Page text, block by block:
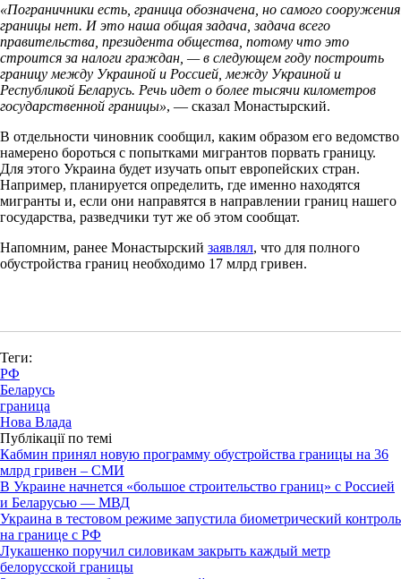
«Пограничники есть, граница обозначена, но самого сооружения
границы нет. И это наша общая задача, задача всего
правительства, президента общества, потому что это
строится за налоги граждан, — в следующем году построить
границу между Украиной и Россией, между Украиной и
Республикой Беларусь. Речь идет о более тысячи километров
государственной границы», — сказал Монастырский.
В отдельности чиновник сообщил, каким образом его ведомство
намерено бороться с попытками мигрантов порвать границу.
Для этого Украина будет изучать опыт европейских стран.
Например, планируется определить, где именно находятся
мигранты и, если они направятся в направлении границ нашего
государства, разведчики тут же об этом сообщат.
Напомним, ранее Монастырский заявлял, что для полного
обустройства границ необходимо 17 млрд гривен.
Теги:
РФ
Беларусь
граница
Нова Влада
Публікації по темі
Кабмин принял новую программу обустройства границы на 36
млрд гривен – СМИ
В Украине начнется «большое строительство границ» с Россией
и Беларусью — МВД
Украина в тестовом режиме запустила биометрический контроль
на границе с РФ
Лукашенко поручил силовикам закрыть каждый метр
белорусской границы